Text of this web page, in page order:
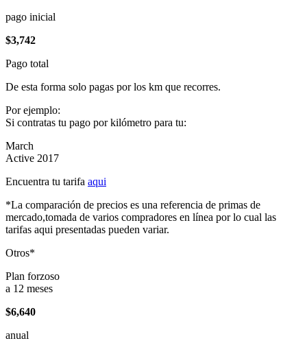
pago inicial
$3,742
Pago total
De esta forma solo pagas por los km que recorres.
Por ejemplo:
Si contratas tu pago por kilómetro para tu:
March
Active 2017
Encuentra tu tarifa aqui
*La comparación de precios es una referencia de primas de
mercado,tomada de varios compradores en línea por lo cual las
tarifas aqui presentadas pueden variar.
Otros*
Plan forzoso
a 12 meses
$6,640
anual